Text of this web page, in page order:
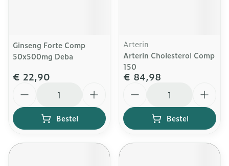
Ginseng Forte Comp
50x500mg Deba
€ 22,90
Bestel
Arterin
Arterin Cholesterol Comp
150
€ 84,98
Bestel